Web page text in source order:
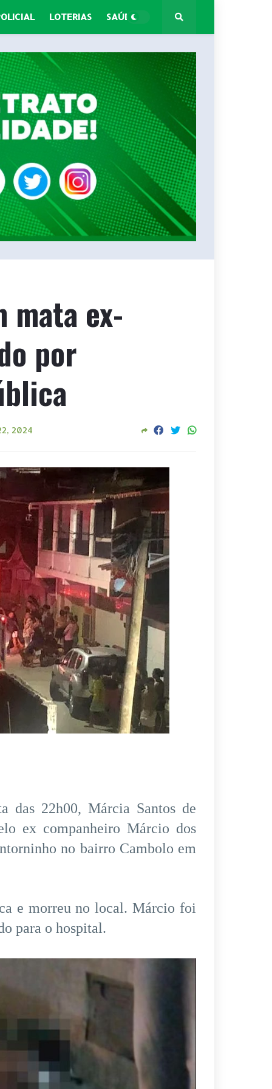
LOTERIAS SAÚDE
mata ex-
por
2024
das 22h00, Márcia Santos de
ex companheiro Márcio dos
no bairro Cambolo em
e morreu no local. Márcio foi
para o hospital.